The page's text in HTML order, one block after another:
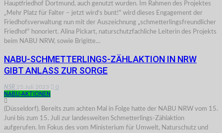
Hauptfriedhof Dortmund, auch genutzt wurden. Im Rahmen des Projektes
„Mehr Platz für Falter – jetzt wird‘s bunt!“ wird dieses Engagement der
Friedhofsverwaltung nun mit der Auszeichnung „schmetterlingsfreundlicher
Friedhof“ honoriert. Alina Pickart, naturschutzfachliche Leiterin des Projekts
beim NABU NRW, sowie Brigitte…
NABU-SCHMETTERLINGS-ZÄHLAKTION IN NRW
GIBT ANLASS ZUR SORGE
NSR 25.Juli 2023 0
NABU-AKTIONEN
(Düsseldorf). Bereits zum achten Mal in Folge hatte der NABU NRW vom 15.
Juni bis zum 15. Juli zur landesweiten Schmetterlings-Zählaktion
aufgerufen. Im Fokus des vom Ministerium für Umwelt, Naturschutz und